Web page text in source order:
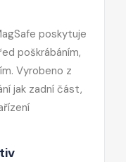
poskytuje
poškrábáním,
Vyrobeno z
jak zadní část,